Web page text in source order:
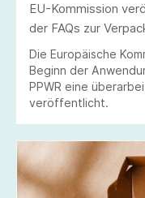
EU-Kommission
der FAQs zur
Die Europäische
Beginn der
PPWR eine
veröffentlicht.